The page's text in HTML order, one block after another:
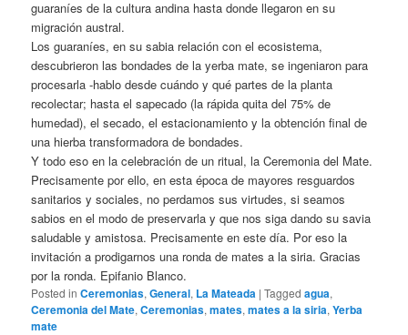
guaraníes de la cultura andina hasta donde llegaron en su
migración austral.
Los guaraníes, en su sabia relación con el ecosistema,
descubrieron las bondades de la yerba mate, se ingeniaron para
procesarla -hablo desde cuándo y qué partes de la planta
recolectar; hasta el sapecado (la rápida quita del 75% de
humedad), el secado, el estacionamiento y la obtención final de
una hierba transformadora de bondades.
Y todo eso en la celebración de un ritual, la Ceremonia del Mate.
Precisamente por ello, en esta época de mayores resguardos
sanitarios y sociales, no perdamos sus virtudes, si seamos
sabios en el modo de preservarla y que nos siga dando su savia
saludable y amistosa. Precisamente en este día. Por eso la
invitación a prodigarnos una ronda de mates a la siria. Gracias
por la ronda. Epifanio Blanco.
Posted in Ceremonias,General, La Mateada |Tagged agua,
Ceremonia del Mate,Ceremonias,mates,mates a la siria,Yerba
mate